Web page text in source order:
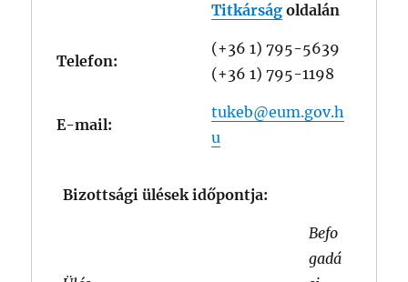
Titkárság oldalán
Telefon:
(+36 1) 795-5639
(+36 1) 795-1198
E-mail:
tukeb@eum.gov.h
u
Bizottsági ülések időpontja:
Befo
gadá